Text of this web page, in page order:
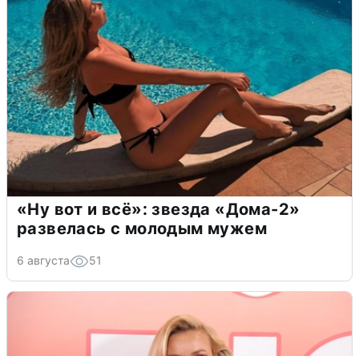
«Ну вот и всё»: звезда «Дома-2»
развелась с молодым мужем
6 августа 51